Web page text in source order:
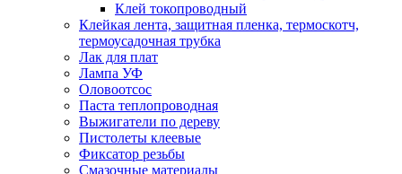
Клей токопроводный
Клейкая лента, защитная пленка, термоскотч,
термоусадочная трубка
Лак для плат
Лампа УФ
Оловоотсос
Паста теплопроводная
Выжигатели по дереву
Пистолеты клеевые
Фиксатор резьбы
Смазочные материалы